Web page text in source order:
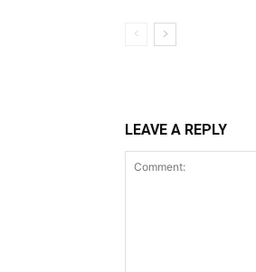
LEAVE A REPLY